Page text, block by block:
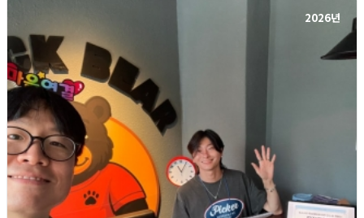
2026년